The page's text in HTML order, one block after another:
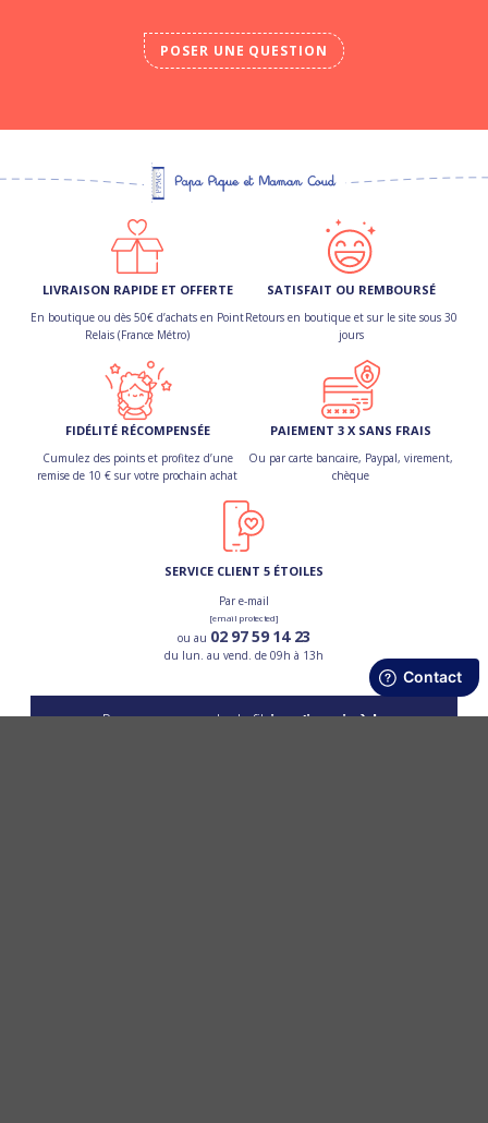
POSER UNE QUESTION
LIVRAISON RAPIDE ET OFFERTE
En boutique ou dès 50€ d’achats en Point
Relais (France Métro)
SATISFAIT OU REMBOURSÉ
Retours en boutique et sur le site sous 30
jours
FIDÉLITÉ RÉCOMPENSÉE
Cumulez des points et profitez d’une
remise de 10 € sur votre prochain achat
PAIEMENT 3 X SANS FRAIS
Ou par carte bancaire, Paypal, virement,
chèque
SERVICE CLIENT 5 ÉTOILES
Par e-mail
[email protected]
ou au 02 97 59 14 23
du lun. au vend. de 09h à 13h
Pour ne pas perdre le fil,je m’inscris à la